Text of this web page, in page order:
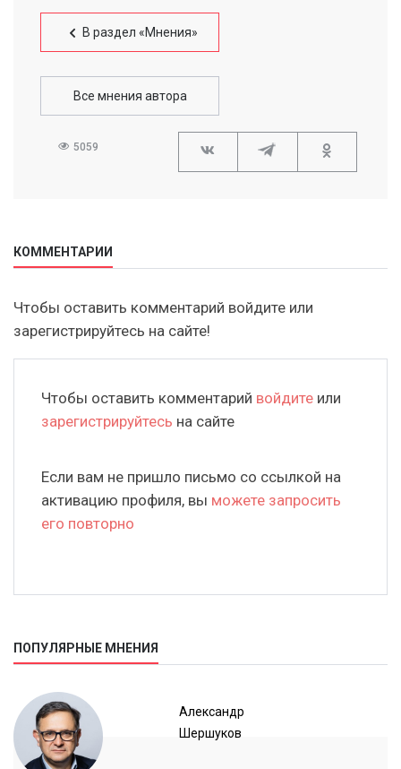
В раздел «Мнения»
Все мнения автора
5059
КОММЕНТАРИИ
Чтобы оставить комментарий войдите или
зарегистрируйтесь на сайте!
Чтобы оставить комментарий войдите или
зарегистрируйтесь на сайте
Если вам не пришло письмо со ссылкой на
активацию профиля, вы можете запросить
его повторно
ПОПУЛЯРНЫЕ МНЕНИЯ
Александр
Шершуков